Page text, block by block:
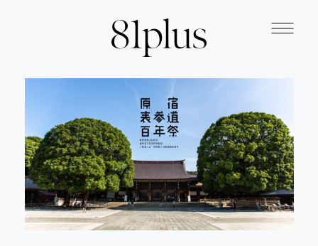
All
Concept
COMPANY
Top
CONTACT